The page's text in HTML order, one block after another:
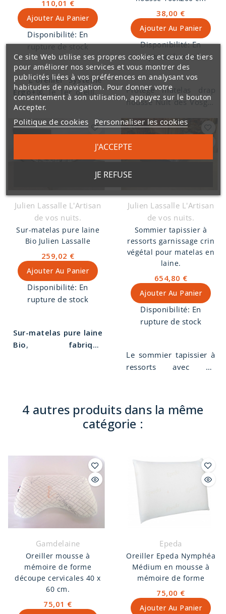
des Préalpes du sud,
nous la récoltons chez
les éleveurs ovins de
notre région du Diois.
Le crin animal se
compose poils de porc
et queue de cheval.
Coutil en 100% coton
rayés labellisé Oeko-tex
standard 100.
110,01 €
Ajouter Au Panier
Disponibilité: En
rupture de stock
L'oreiller Système
Ergo+®, le 1er oreiller
modulable. Avec le
de la plume et les
hypoallergénique du
combinaison unique,
housse avec un piquage
ergonomique et d'un
noyau de plume de
canard à la
densité
est fabriqué
artisanalement dans
notre atelier de
tapissier décorateur à
38,00 €
Ajouter Au Panier
Disponibilité:En
rupture de stock
Protège matelas drap
housse Nuit des Vosges
imperméable, 1 face
contrecollée
imperméable.
Julien Lassalle L'Artisan
de vos nuits.
Sur-matelas pure laine
Bio Julien Lassalle
259,02 €
Ajouter Au Panier
Disponibilité: En
rupture de stock
Sur-matelas pure laine
Bio, fabriqué
Un véritable sur-
matelas écologique
. Laine issue
moutons des Préalpes
du sud. Coutil en 100%
coton uni.
Julien Lassalle L'Artisan
de vos nuits.
Sommier tapissier à
ressorts garnissage crin
végétal pour matelas en
laine.
654,80 €
Ajouter Au Panier
Disponibilité: En
rupture de stock
Le sommier tapissier à
ressorts avec un
traditionnel des
matelas en laine. Il est
fabriqué à la main dans
Die dans la Drôme.
Sommier avec
suspension ressorts
Lyonnais et garnissage
naturel. Il apporte de la
souplesse au matelas.
rayé 100% coton ou en
unis 100% coton, 10
coloris aux choix.
4 autres produits dans la même
catégorie :
Gamdelaine
Oreiller mousse à
mémoire de forme
découpe cervicales 40 x
60 cm.
75,01 €
Epeda
Oreiller Epeda Nymphéa
Médium en mousse à
mémoire de forme
75,00 €
Ajouter Au Panier
Ce site Web utilise ses propres cookies et ceux de tiers
pour améliorer nos services et vous montrer des
publicités liées à vos préférences en analysant vos
habitudes de navigation. Pour donner votre
consentement à son utilisation, appuyez sur le bouton
Accepter.
Politique de cookies Personnaliser les cookies
JE REFUSE
J'ACCEPTE